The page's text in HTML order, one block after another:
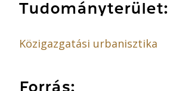
Tudományterület:
Közigazgatási urbanisztika
Forrás: